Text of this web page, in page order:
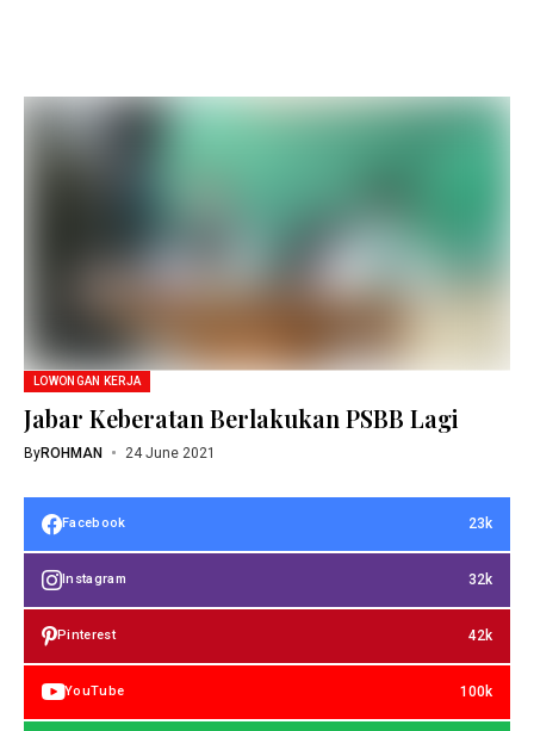
LOWONGAN KERJA
Jabar Keberatan Berlakukan PSBB Lagi
ByROHMAN 24 June 2021
Facebook 23k
Instagram 32k
Pinterest 42k
YouTube 100k